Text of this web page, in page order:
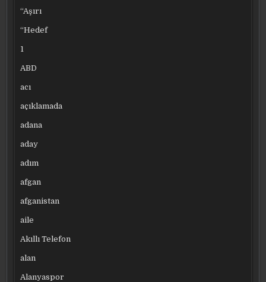
“Aşırı
“Hedef
1
ABD
acı
açıklamada
adana
aday
adım
afgan
afganistan
aile
Akıllı Telefon
alan
Alanyaspor